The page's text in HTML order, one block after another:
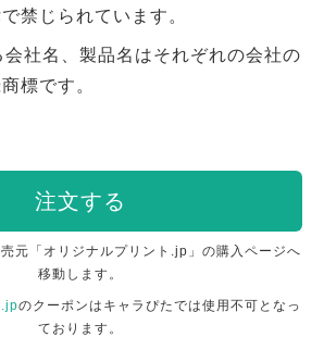
禁じられています。
社名、製品名はそれぞれの会社の
標です。
注文する
元「オリジナルプリント.jp」の購入ページへ
移動します。
.jpのクーポンはキャラぴたでは使用不可となっ
ております。